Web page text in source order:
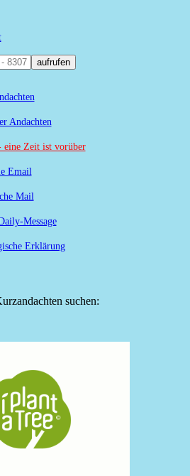
aufrufen
Andachten
eine Zeit ist vorüber
Email
Mail
Message
Erklärung
suchen: